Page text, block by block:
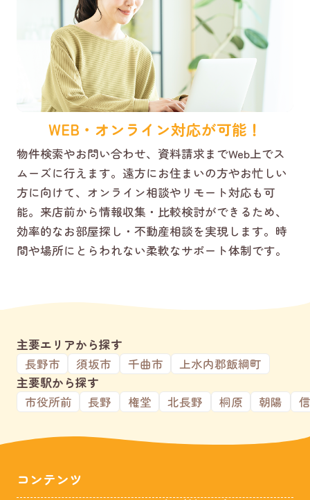
WEB・オンライン対応が可能！
物件検索やお問い合わせ、資料請求までWeb上でス
ムーズに行えます。遠方にお住まいの方やお忙しい
方に向けて、オンライン相談やリモート対応も可
能。来店前から情報収集・比較検討ができるため、
効率的なお部屋探し・不動産相談を実現します。時
間や場所にとらわれない柔軟なサポート体制です。
主要エリアから探す
長野市
須坂市 千曲市
上水内郡飯綱町
主要駅から探す
市役所前
長野 権堂 北長野 桐原 朝陽
コンテンツ